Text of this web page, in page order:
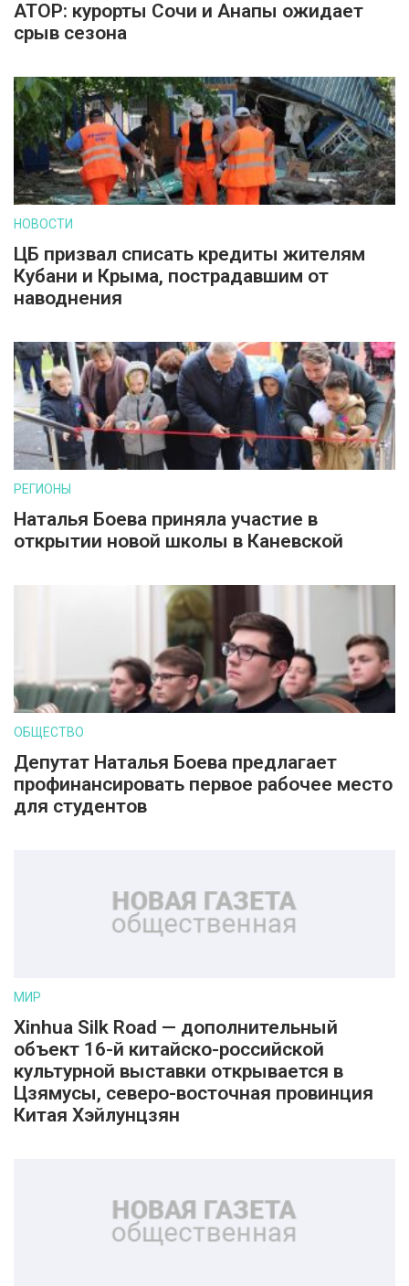
АТОР: курорты Сочи и Анапы ожидает
срыв сезона
НОВОСТИ
ЦБ призвал списать кредиты жителям
Кубани и Крыма, пострадавшим от
наводнения
РЕГИОНЫ
Наталья Боева приняла участие в
открытии новой школы в Каневской
ОБЩЕСТВО
Депутат Наталья Боева предлагает
профинансировать первое рабочее место
для студентов
МИР
Xinhua Silk Road — дополнительный
объект 16-й китайско-российской
культурной выставки открывается в
Цзямусы, северо-восточная провинция
Китая Хэйлунцзян